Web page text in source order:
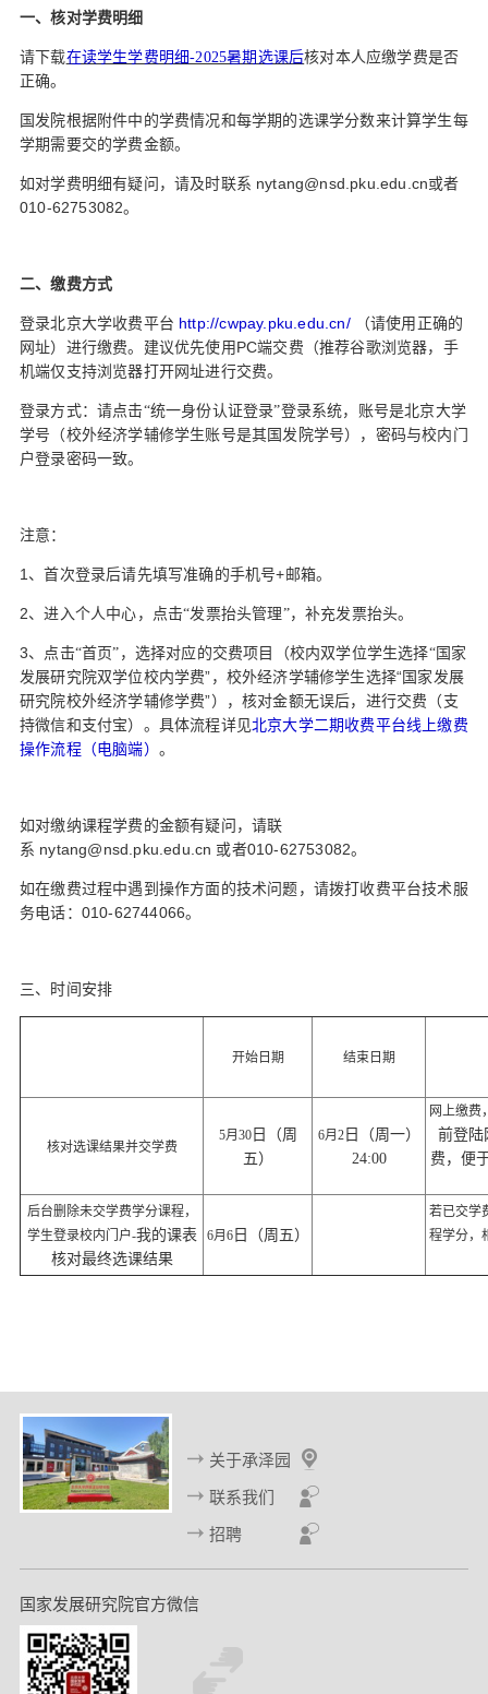
一、核对学费明细
请下载在读学生学费明细-2025暑期选课后核对本人应缴学费是否
正确。
国发院根据附件中的学费情况和每学期的选课学分数来计算学生每
学期需要交的学费金额。
如对学费明细有疑问，请及时联系 nytang@nsd.pku.edu.cn或者
010-62753082。
二、缴费方式
登录北京大学收费平台 http://cwpay.pku.edu.cn/
（请使用正确的
网址）进行缴费。建议优先使用 PC端交费（推荐谷歌浏览器，手
机端仅支持浏览器打开网址进行交费。
登录方式：请点击“统一身份认证登录”登录系统，账号是北京大学
学号（校外经济学辅修学生账号是其国发院学号），密码与校内门
户登录密码一致。
注意：
1 、首次登录后请先填写准确的手机号+邮箱。
2、进入个人中心，点击“发票抬头管理”，补充发票抬头。
3、点击“首页”，选择对应的交费项目（校内双学位学生选择“国家
发展研究院双学位校内学费” ，校外经济学辅修学生选择“ 国家发展
研究院校外经济学辅修学费”），核对金额无误后，进行交费（支
持微信和支付宝）。具体流程详见北京大学二期收费平台线上缴费
操作流程（电脑端） 。
如对缴纳课程学费的金额有疑问，请联
系 nytang@nsd.pku.edu.cn 或者010-62753082。
如在缴费过程中遇到操作方面的技术问题，请拨打收费平台技术服
务电话： 010-62744066。
三、时间安排
开始日期 结束日期
核对选课结果并交学费
5月30日（周
五）
6月2日（周一）
24:00
网上缴费
前登陆
费，便
后台删除未交学费学分课程，
学生登录校内门户-我的课表
核对最终选课结果
6月6日（周五）
若已交学
程学分，
关于承泽园
联系我们
招聘
国家发展研究院官方微信